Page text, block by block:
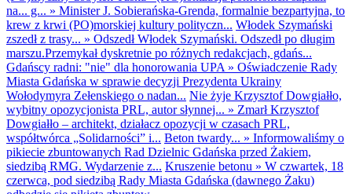
na... g... » Minister J. Sobierańska-Grenda, formalnie bezpartyjna, to
krew z krwi (PO)morskiej kultury polityczn... Włodek Szymański
zszedł z trasy... » Odszedł Włodek Szymański. Odszedł po długim
marszu.Przemykał dyskretnie po różnych redakcjach, gdańs...
Gdańscy radni: "nie" dla honorowania UPA » Oświadczenie Rady
Miasta Gdańska w sprawie decyzji Prezydenta Ukrainy
Wołodymyra Zełenskiego o nadan... Nie żyje Krzysztof Dowgiałło,
wybitny opozycjonista PRL, autor słynnej... » Zmarł Krzysztof
Dowgiałło – architekt, działacz opozycji w czasach PRL,
współtwórca „Solidarności” i... Beton twardy... » Informowaliśmy o
pikiecie zbuntowanych Rad Dzielnic Gdańska przed Żakiem,
siedzibą RMG. Wydarzenie z... Kruszenie betonu » W czwartek, 18
czerwca, pod siedzibą Rady Miasta Gdańska (dawnego Żaku)